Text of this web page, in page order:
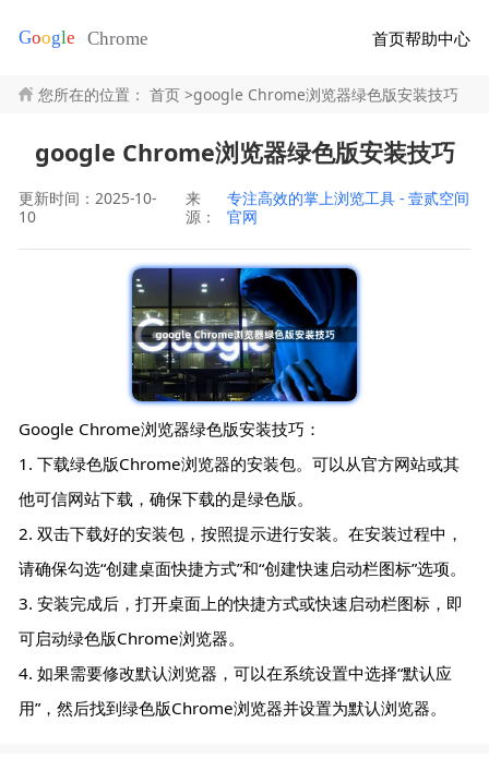
首页帮助中心
您所在的位置： 首页 >google Chrome浏览器绿色版安装技巧
google Chrome浏览器绿色版安装技巧
更新时间：2025-10-
10
来
源：
专注高效的掌上浏览工具 - 壹贰空间
官网
Google Chrome浏览器绿色版安装技巧：
1. 下载绿色版Chrome浏览器的安装包。可以从官方网站或其
他可信网站下载，确保下载的是绿色版。
2. 双击下载好的安装包，按照提示进行安装。在安装过程中，
请确保勾选“创建桌面快捷方式”和“创建快速启动栏图标”选项。
3. 安装完成后，打开桌面上的快捷方式或快速启动栏图标，即
可启动绿色版Chrome浏览器。
4. 如果需要修改默认浏览器，可以在系统设置中选择“默认应
用”，然后找到绿色版Chrome浏览器并设置为默认浏览器。